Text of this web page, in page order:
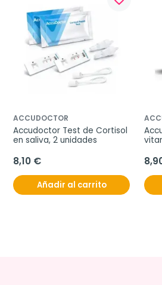
ACCUDOCTOR
Accudoctor Test de Cortisol
en saliva, 2 unidades
8,10 €
Añadir al carrito